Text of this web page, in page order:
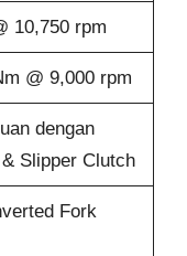
10,750 rpm
@ 9,000 rpm
dengan
Slipper Clutch
Fork